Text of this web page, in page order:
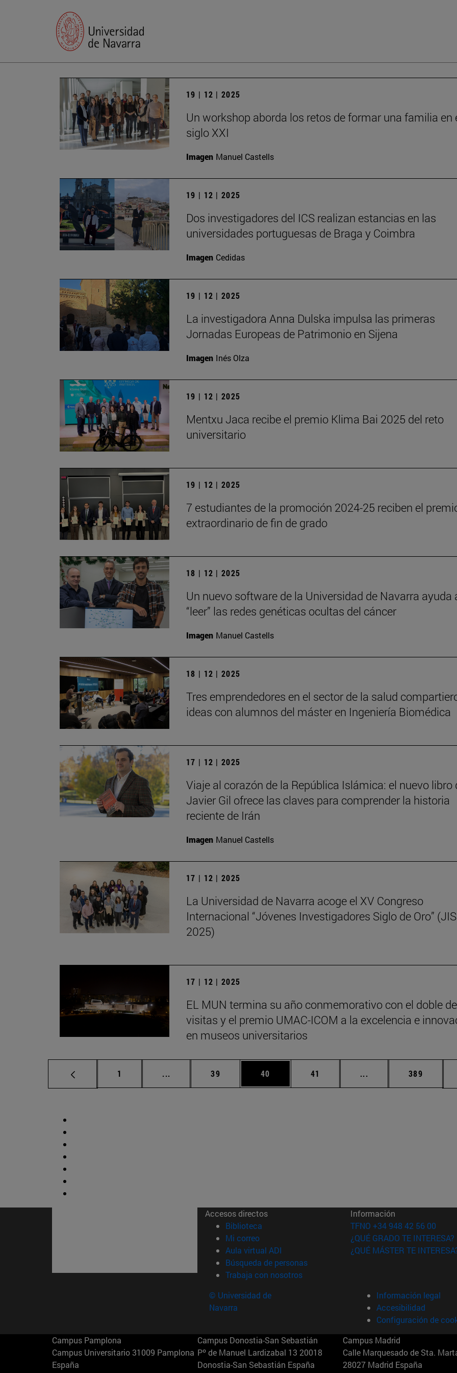
19 | 12 | 2025
Un workshop aborda los retos de formar una familia en
siglo XXI
Imagen Manuel Castells
19 | 12 | 2025
Dos investigadores del ICS realizan estancias en las
universidades portuguesas de Braga y Coimbra
Imagen Cedidas
19 | 12 | 2025
La investigadora Anna Dulska impulsa las primeras
Jornadas Europeas de Patrimonio en Sijena
Imagen Inés Olza
19 | 12 | 2025
Mentxu Jaca recibe el premio Klima Bai 2025 del reto
universitario
19 | 12 | 2025
7 estudiantes de la promoción 2024-25 reciben el
extraordinario de fin de grado
18 | 12 | 2025
Un nuevo software de la Universidad de Navarra ayuda
“leer” las redes genéticas ocultas del cáncer
Imagen Manuel Castells
18 | 12 | 2025
Tres emprendedores en el sector de la salud
ideas con alumnos del máster en Ingeniería Biomédica
17 | 12 | 2025
Viaje al corazón de la República Islámica: el nuevo libro
Javier Gil ofrece las claves para comprender la historia
reciente de Irán
Imagen Manuel Castells
17 | 12 | 2025
La Universidad de Navarra acoge el XV Congreso
Internacional “Jóvenes Investigadores Siglo de Oro”
2025)
17 | 12 | 2025
EL MUN termina su año conmemorativo con el doble de
visitas y el premio UMAC-ICOM a la excelencia e
en museos universitarios
Página
1 ... Páginas intermedias Use TAB para desplazarse.
Página
39 Página
40 Página
41 ... Páginas intermedias
Página
389
Accesos directos
Biblioteca (abre en nueva ventana)
Mi correo(abre en nueva ventana)
Aula virtual ADI (abre en nueva ventana)
Búsqueda de personas(abre en nueva ventana)
Trabaja con nosotros(abre en nueva ventana)
Información
TFNO +34 948 42 56 00
¿QUÉ GRADO TE INTERESA?
¿QUÉ MÁSTER TE
© Universidad de
Navarra
Información legal
Accesibilidad
Configuración de
Campus Pamplona
Campus Universitario 31009 Pamplona
España
Campus Donostia-San Sebastián
Pº de Manuel Lardizabal 13 20018
Donostia-San Sebastián España
Campus Madrid
Calle Marquesado de Sta.
28027 Madrid España